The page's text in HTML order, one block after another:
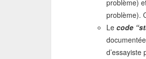
problème)
problème).
Le code